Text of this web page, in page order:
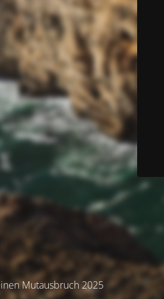
Mutausbruch 2025